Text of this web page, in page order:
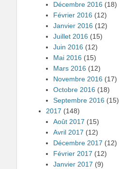
Décembre 2016 (18)
Février 2016 (12)
Janvier 2016 (12)
Juillet 2016 (15)
Juin 2016 (12)
Mai 2016 (15)
Mars 2016 (12)
Novembre 2016 (17)
Octobre 2016 (18)
Septembre 2016 (15)
2017 (148)
Août 2017 (15)
Avril 2017 (12)
Décembre 2017 (12)
Février 2017 (12)
Janvier 2017 (9)